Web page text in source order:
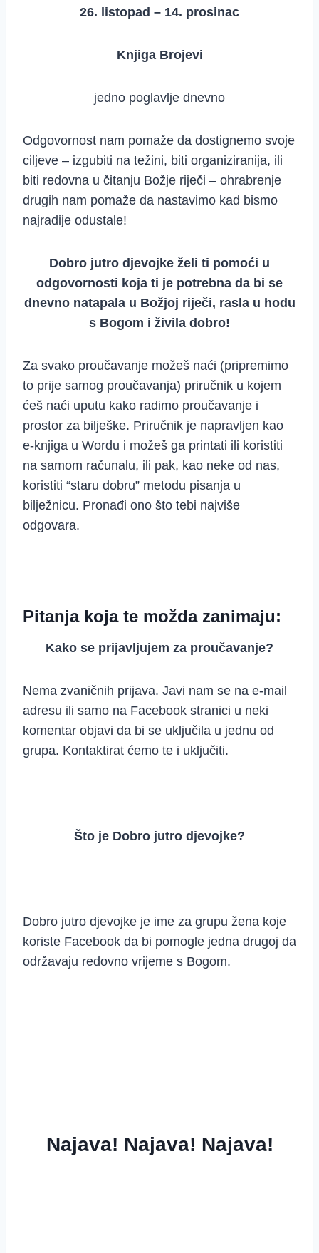
26. listopad – 14. prosinac
Knjiga Brojevi
jedno poglavlje dnevno
Odgovornost nam pomaže da dostignemo svoje
ciljeve – izgubiti na težini, biti organiziranija, ili
biti redovna u čitanju Božje riječi – ohrabrenje
drugih nam pomaže da nastavimo kad bismo
najradije odustale!
Dobro jutro djevojke želi ti pomoći u
odgovornosti koja ti je potrebna da bi se
dnevno natapala u Božjoj riječi, rasla u hodu
s Bogom i živila dobro!
Za svako proučavanje možeš naći (pripremimo
to prije samog proučavanja) priručnik u kojem
ćeš naći uputu kako radimo proučavanje i
prostor za bilješke. Priručnik je napravljen kao
e-knjiga u Wordu i možeš ga printati ili koristiti
na samom računalu, ili pak, kao neke od nas,
koristiti “staru dobru” metodu pisanja u
bilježnicu. Pronađi ono što tebi najviše
odgovara.
Pitanja koja te možda zanimaju:
Kako se prijavljujem za proučavanje?
Nema zvaničnih prijava. Javi nam se na e-mail
adresu ili samo na Facebook stranici u neki
komentar objavi da bi se uključila u jednu od
grupa. Kontaktirat ćemo te i uključiti.
Što je Dobro jutro djevojke?
Dobro jutro djevojke je ime za grupu žena koje
koriste Facebook da bi pomogle jedna drugoj da
održavaju redovno vrijeme s Bogom.
Najava! Najava! Najava!